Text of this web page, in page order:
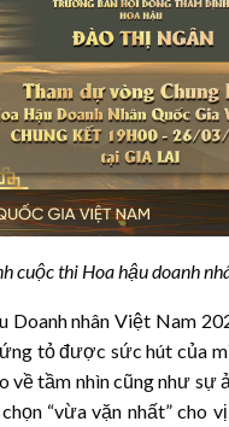
cuộc thi Hoa hậu doanh
nhân Việt Nam
tỏ được sức hút của
về tầm nhìn cũng như
“vừa vặn nhất” cho